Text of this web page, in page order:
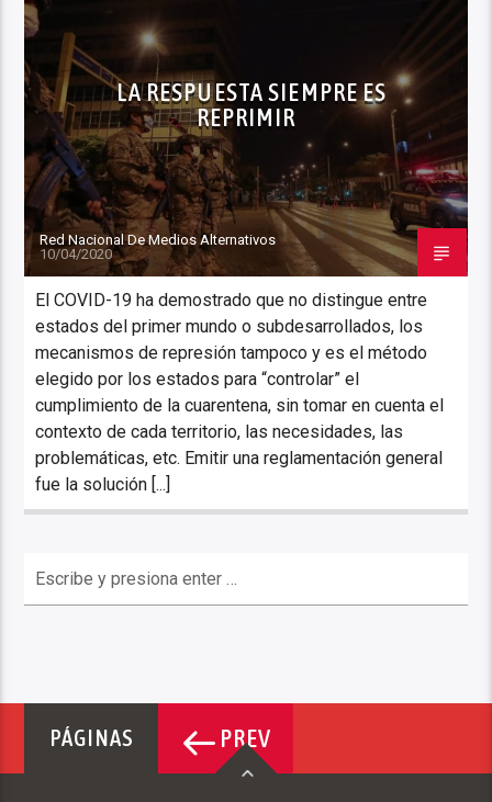
LA RESPUESTA SIEMPRE ES
REPRIMIR
Red Nacional De Medios Alternativos
10/04/2020
El COVID-19 ha demostrado que no distingue entre
estados del primer mundo o subdesarrollados, los
mecanismos de represión tampoco y es el método
elegido por los estados para “controlar” el
cumplimiento de la cuarentena, sin tomar en cuenta el
contexto de cada territorio, las necesidades, las
problemáticas, etc. Emitir una reglamentación general
fue la solución [...]
PÁGINAS PREV